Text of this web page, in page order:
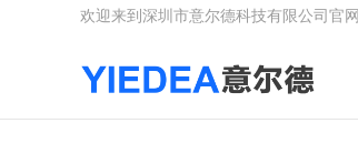
欢迎来到深圳市意尔德科技有限公司官网